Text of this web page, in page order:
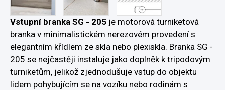
Vstupní branka SG - 205 je motorová turniketová
branka v minimalistickém nerezovém provedení s
elegantním křídlem ze skla nebo plexiskla. Branka SG -
205 se nejčastěji instaluje jako doplněk k tripodovým
turniketům, jelikož zjednodušuje vstup do objektu
lidem pohybujícím se na vozíku nebo rodinám s